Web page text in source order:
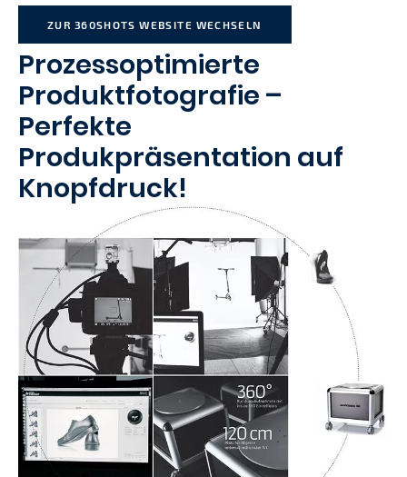
ZUR 360SHOTS WEBSITE WECHSELN
Prozessoptimierte
Produktfotografie –
Perfekte
Produkpräsentation auf
Knopfdruck!